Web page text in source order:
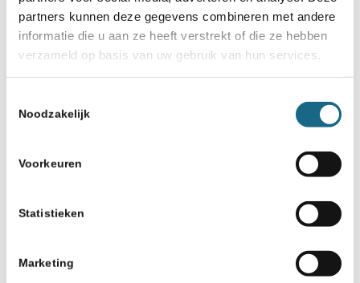
partners kunnen deze gegevens combineren met andere
informatie die u aan ze heeft verstrekt of die ze hebben
verzameld op basis van uw gebruik van hun services.
Noodzakelijk
Voorkeuren
Statistieken
Marketing